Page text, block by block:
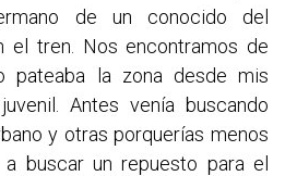
de un conocido del
el tren. Nos encontramos de
pateaba la zona desde mis
Antes venía buscando
y otras porquerías menos
buscar un repuesto para el